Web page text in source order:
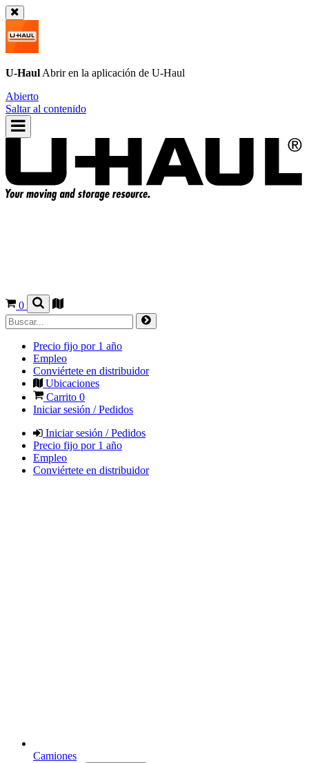
U-Haul Abrir en la aplicación de U-Haul
Abierto
Saltar al contenido
0
Precio fijo por 1 año
Empleo
Conviértete en distribuidor
Ubicaciones
Carrito 0
Iniciar sesión / Pedidos
Iniciar sesión / Pedidos
Precio fijo por 1 año
Empleo
Conviértete en distribuidor
Camiones